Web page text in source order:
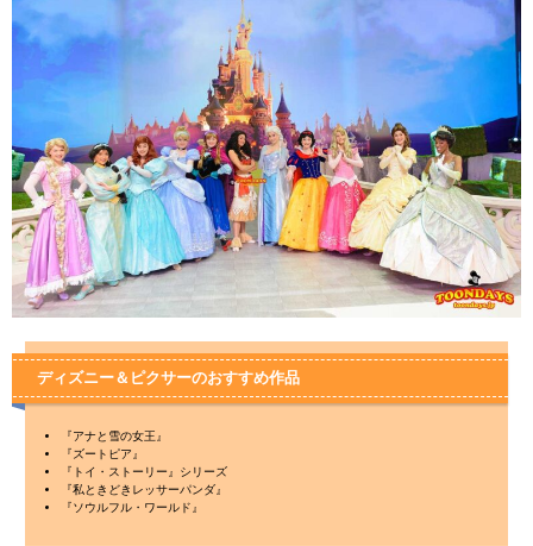
ディズニー＆ピクサーのおすすめ作品
『アナと雪の女王』
『ズートピア』
『トイ・ストーリー』シリーズ
『私ときどきレッサーパンダ』
『ソウルフル・ワールド』